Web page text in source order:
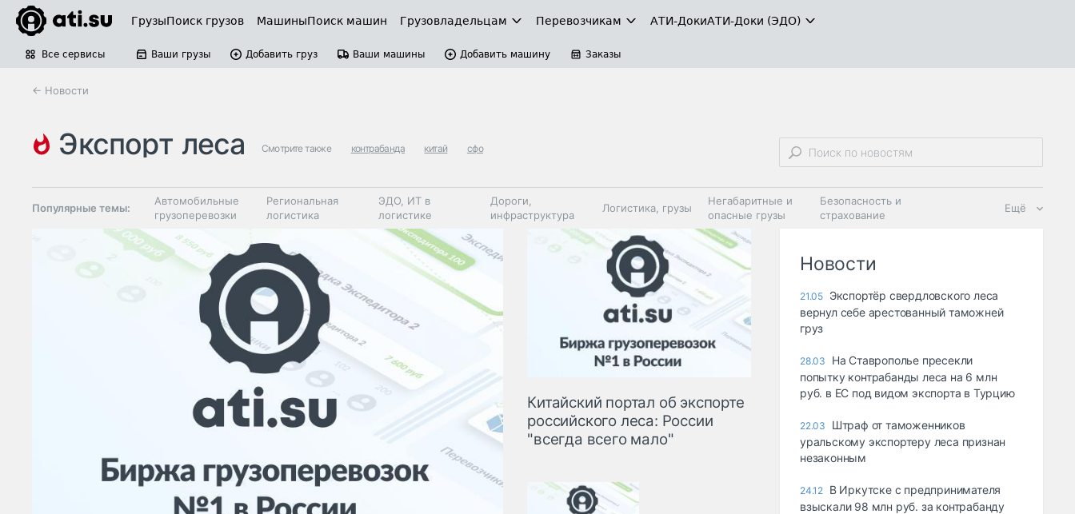
ГрузыПоиск грузов МашиныПоиск машин Грузовладельцам Перевозчикам АТИ-ДокиАТИ-Доки (ЭДО)
Все сервисы Ваши грузы Добавить груз Ваши машины Добавить машину Заказы
← Новости
экспорт леса Смотрите также контрабанда китай сфо
Популярные темы:
Автомобильные
грузоперевозки
Региональная
логистика
ЭДО, ИТ в
логистике
Дороги,
инфраструктура
Логистика, грузы
Негабаритные и
опасные грузы
Безопасность и
страхование
Таможня и ВЭД
грузовые
терминалы
Коммерческий
транспорт
Спецтехника
Автосервис,
запчасти, шины
Топливо, масла и
автохимия
Ещё
Китайский портал об экспорте
российского леса: России
"всегда всего мало"
Новости
21.05 Экспортёр свердловского леса
вернул себе арестованный таможней
груз
28.03
На Ставрополье пресекли
попытку контрабанды леса на 6 млн
руб. в ЕС под видом экспорта в Турцию
22.03
Штраф от таможенников
уральскому экспортеру леса признан
незаконным
24.12 В Иркутске с предпринимателя
взыскали 98 млн руб. за контрабанду